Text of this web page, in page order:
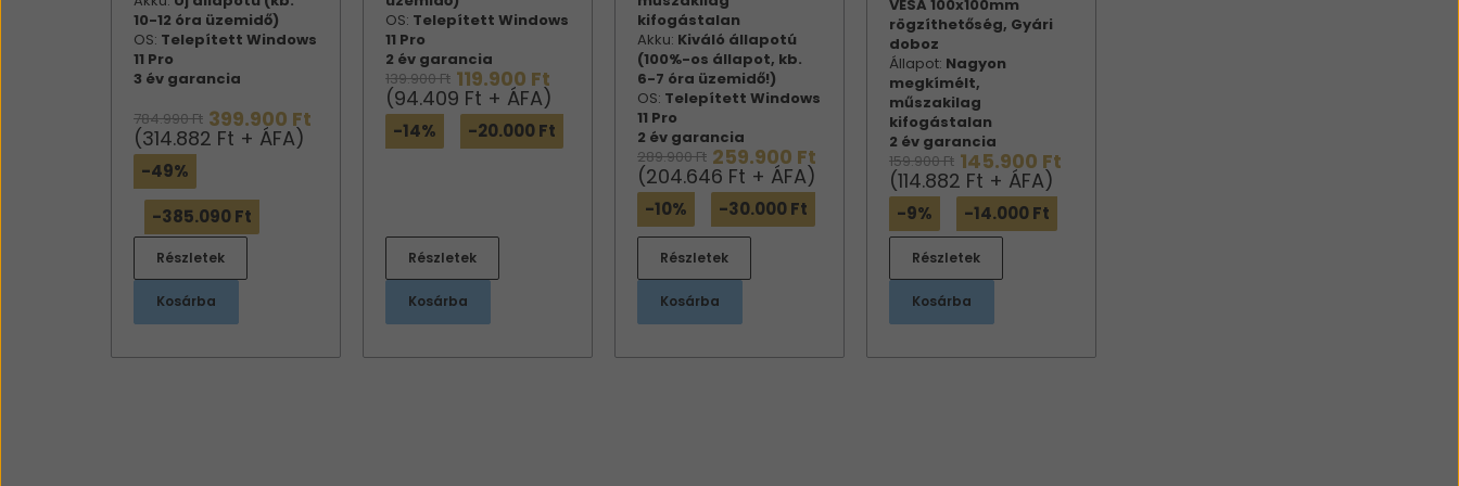
10-12 óra üzemidő)
OS: Telepített Windows
11 Pro
3 év garancia
784.990 Ft 399.900 Ft
(314.882 Ft + ÁFA)
-49%
-385.090 Ft
Részletek
Kosárba
OS: Telepített Windows
11 Pro
2 év garancia
139.900 Ft 119.900 Ft
(94.409 Ft + ÁFA)
-14% -20.000 Ft
Részletek
Kosárba
kifogástalan
Akku: Kiváló állapotú
(100%-os állapot, kb.
6-7 óra üzemidő!)
OS: Telepített Windows
11 Pro
2 év garancia
289.900 Ft 259.900 Ft
(204.646 Ft + ÁFA)
-10% -30.000 Ft
Részletek
Kosárba
VESA 100x100mm
rögzíthetőség, Gyári
doboz
Állapot: Nagyon
megkímélt,
műszakilag
kifogástalan
2 év garancia
159.900 Ft 145.900 Ft
(114.882 Ft + ÁFA)
-9% -14.000 Ft
Részletek
Kosárba